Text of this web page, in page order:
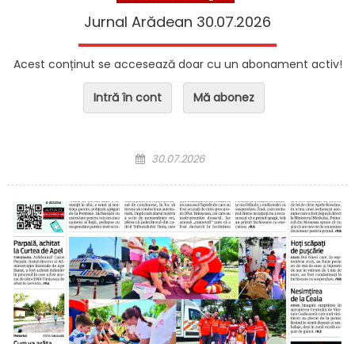
Jurnal Arădean 30.07.2026
Acest conținut se accesează doar cu un abonament activ!
Intră în cont Mă abonez
Posted on
30.07.2026